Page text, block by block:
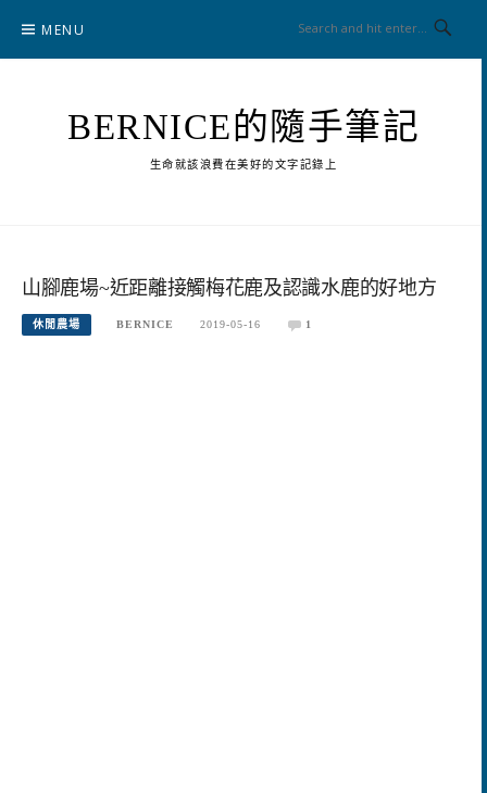
content
MENU
BERNICE的隨手筆記
生命就該浪費在美好的文字記錄上
山腳鹿場~近距離接觸梅花鹿及認識水鹿的好地方
休閒農場 BERNICE 2019-05-16 1